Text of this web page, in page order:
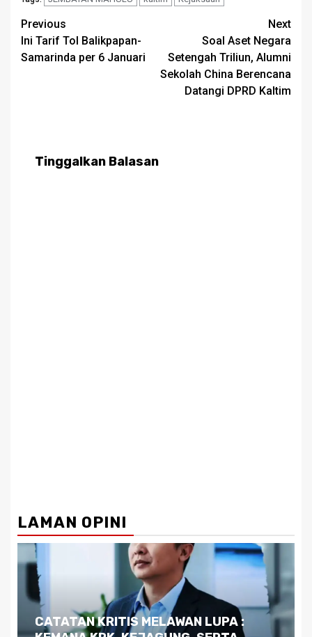
Post
navigation
Previous
Ini Tarif Tol Balikpapan-
Samarinda per 6 Januari
Next
Soal Aset Negara
Setengah Triliun, Alumni
Sekolah China Berencana
Datangi DPRD Kaltim
Tinggalkan Balasan
LAMAN OPINI
Dilema Kaltim di Tengah Krisis: